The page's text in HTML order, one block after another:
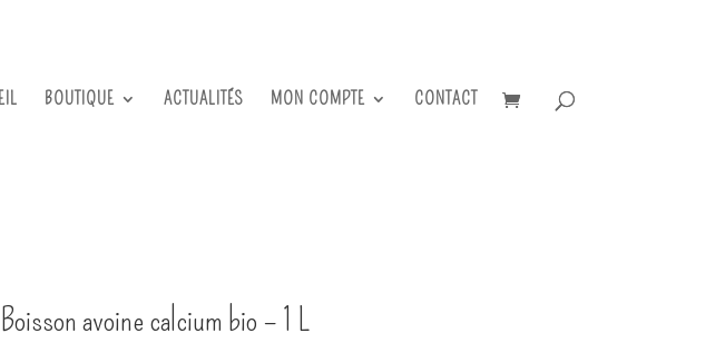
BOUTIQUE ACTUALITÉS MON COMPTE CONTACT
Boisson avoine calcium bio – 1 L